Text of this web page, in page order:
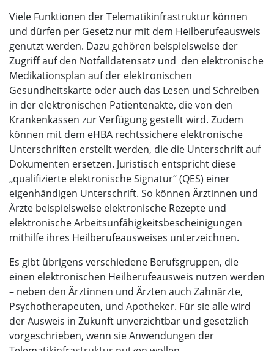
Viele Funktionen der Telematikinfrastruktur können
und dürfen per Gesetz nur mit dem Heilberufeausweis
genutzt werden. Dazu gehören beispielsweise der
Zugriff auf den Notfalldatensatz und den elektronische
Medikationsplan auf der elektronischen
Gesundheitskarte oder auch das Lesen und Schreiben
in der elektronischen Patientenakte, die von den
Krankenkassen zur Verfügung gestellt wird. Zudem
können mit dem eHBA rechtssichere elektronische
Unterschriften erstellt werden, die die Unterschrift auf
Dokumenten ersetzen. Juristisch entspricht diese
„qualifizierte elektronische Signatur“ (QES) einer
eigenhändigen Unterschrift. So können Ärztinnen und
Ärzte beispielsweise elektronische Rezepte und
elektronische Arbeitsunfähigkeitsbescheinigungen
mithilfe ihres Heilberufeausweises unterzeichnen.
Es gibt übrigens verschiedene Berufsgruppen, die
einen elektronischen Heilberufeausweis nutzen werden
– neben den Ärztinnen und Ärzten auch Zahnärzte,
Psychotherapeuten, und Apotheker. Für sie alle wird
der Ausweis in Zukunft unverzichtbar und gesetzlich
vorgeschrieben, wenn sie Anwendungen der